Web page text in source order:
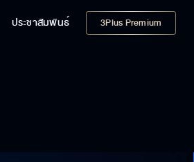
ประชาสัมพันธ์ 3Plus Premium